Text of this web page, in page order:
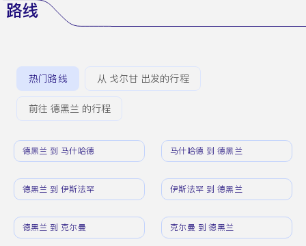
路线
热门路线 从 戈尔甘 出发的行程
前往 德黑兰 的行程
德黑兰 到 马什哈德 马什哈德 到 德黑兰
德黑兰 到 伊斯法罕 伊斯法罕 到 德黑兰
德黑兰 到 克尔曼 克尔曼 到 德黑兰